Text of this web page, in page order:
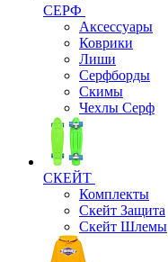
СЕРФ
Аксессуары
Коврики
Лиши
Серфборды
Скимы
Чехлы Cерф
СКЕЙТ
Комплекты
Скейт Защита
Скейт Шлемы